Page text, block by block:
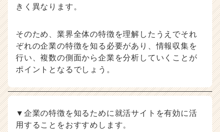
きく異なります。
そのため、業界全体の特徴を理解したうえでそれ
ぞれの企業の特徴を知る必要があり、情報収集を
行い、複数の側面から企業を分析していくことが
ポイントとなるでしょう。
▼企業の特徴を知るために就活サイトを有効に活
用することをおすすめします。